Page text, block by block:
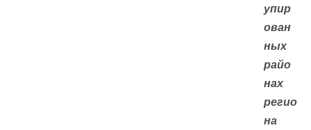
упир
ован
ных
райо
нах
регио
на